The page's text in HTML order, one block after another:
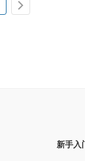
新手入